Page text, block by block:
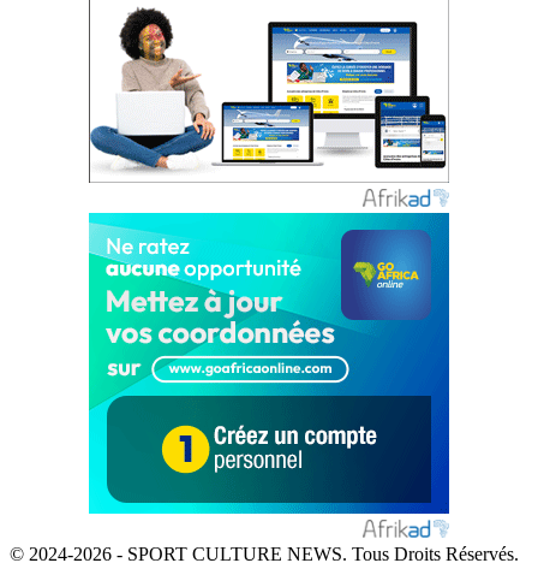
© 2024-2026 - SPORT CULTURE NEWS. Tous Droits Réservés.